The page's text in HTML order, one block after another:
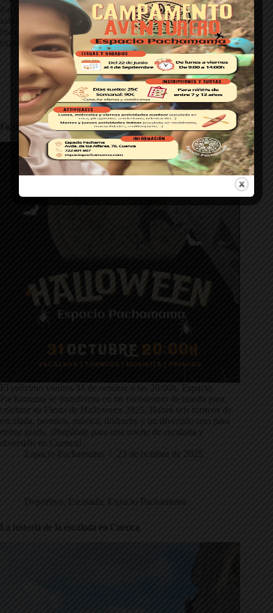
Pachamama, cambiamos el rocódromo por la roca. Estas
salidas son una mezcla perfecta de aventura, aprendizaje y
risas al aire libre. Si te gusta escalar, hacer piña y vivir
experiencias auténticas… ¡esto te va a encantar!
Espacio Pachamama
10 de noviembre de 2025
Escalada,Espacio Pachamama,Fiestas Pachamama
Fiesta de Halloween 2025
El próximo viernes 31 de octubre a las 20:00h, Espacio
Pachamama se transforma en un rocódromo de miedo para
celebrar su Fiesta de Halloween 2025. Habrá seis torneos de
escalada, premios, música, disfraces y un divertido reto para
entrar gratis. ¡Prepárate para una noche de escalada y
diversión en Cuenca!
Espacio Pachamama
23 de octubre de 2025
Deportivo , Escalada Espacio Pachamama
La historia de la escalada en Cuenca